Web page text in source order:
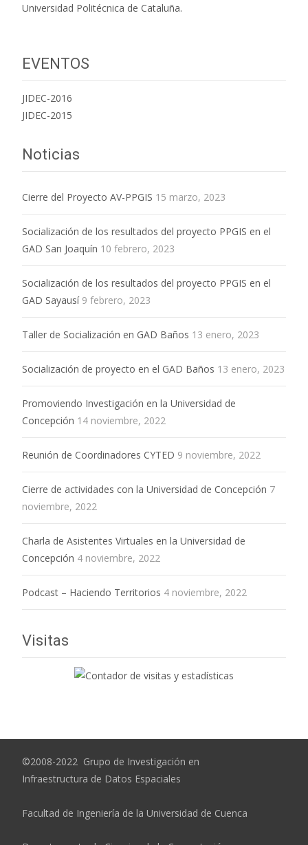
Universidad Politécnica de Cataluña.
EVENTOS
JIDEC-2016
JIDEC-2015
Noticias
Cierre del Proyecto AV-PPGIS 15 marzo, 2023
Socialización de los resultados del proyecto PPGIS en el
GAD San Joaquín 10 febrero, 2023
Socialización de los resultados del proyecto PPGIS en el
GAD Sayausí 9 febrero, 2023
Taller de Socialización en GAD Baños 13 enero, 2023
Socialización de proyecto en el GAD Baños 13 enero, 2023
Promoviendo Investigación en la Universidad de
Concepción 14 noviembre, 2022
Reunión de Coordinadores CYTED 9 noviembre, 2022
Cierre de actividades con la Universidad de Concepción 7
noviembre, 2022
Charla de Asistentes Virtuales en la Universidad de
Concepción 4 noviembre, 2022
Podcast – Haciendo Territorios 4 noviembre, 2022
Visitas
©2008-2022 Grupo de Investigación en
Infraestructura de Datos Espaciales
Facultad de Ingeniería de la Universidad de Cuenca